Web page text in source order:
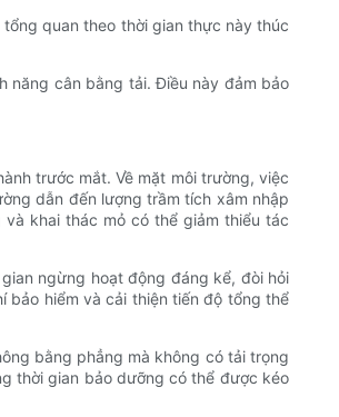
quan theo thời gian thực này thúc
năng cân bằng tải. Điều này đảm bảo
trước mắt. Về mặt môi trường, việc
dẫn đến lượng trầm tích xâm nhập
khai thác mỏ có thể giảm thiểu tác
ngừng hoạt động đáng kể, đòi hỏi
bảo hiểm và cải thiện tiến độ tổng thể
bằng phẳng mà không có tải trọng
thời gian bảo dưỡng có thể được kéo